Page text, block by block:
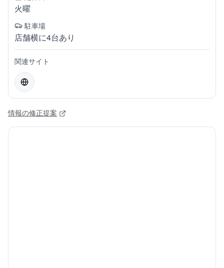
火曜
駐車場
店舗横に4台あり
関連サイト
情報の修正提案